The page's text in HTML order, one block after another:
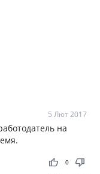
5 Лют 2017
на
thumb_up thumb_down
0